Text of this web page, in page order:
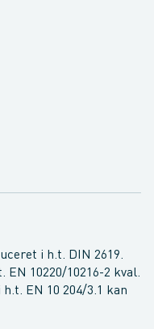
i h.t. DIN 2619.
10220/10216-2 kval.
EN 10 204/3.1 kan